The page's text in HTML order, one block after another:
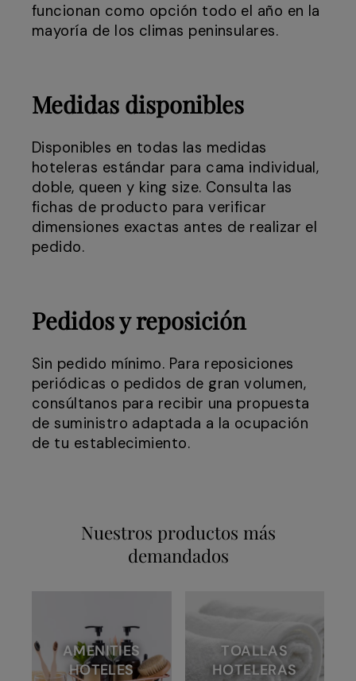
funcionan como opción todo el año en la
mayoría de los climas peninsulares.
Medidas disponibles
Disponibles en todas las medidas
hoteleras estándar para cama individual,
doble, queen y king size. Consulta las
fichas de producto para verificar
dimensiones exactas antes de realizar el
pedido.
Pedidos y reposición
Sin pedido mínimo. Para reposiciones
periódicas o pedidos de gran volumen,
consúltanos para recibir una propuesta
de suministro adaptada a la ocupación
de tu establecimiento.
Nuestros productos más
demandados
AMENITIES
HOTELES
TOALLAS
HOTELERAS